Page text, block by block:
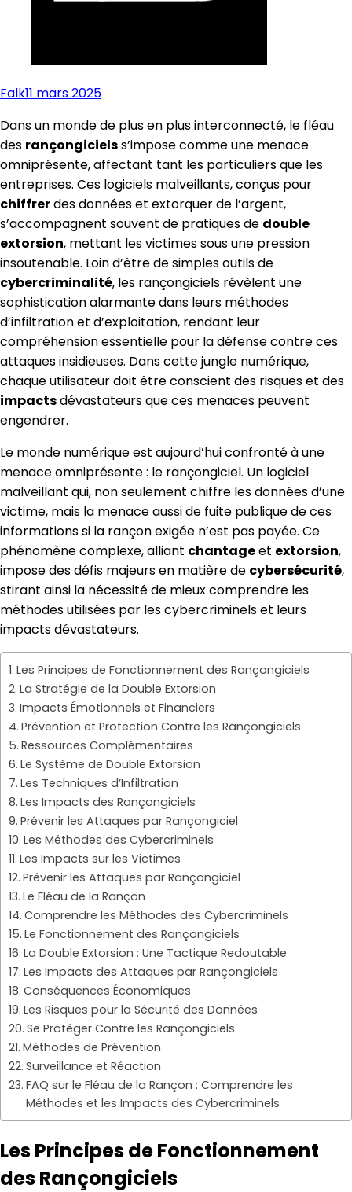
Falk11 mars 2025
Dans un monde de plus en plus interconnecté, le fléau
des rançongicielss’impose comme une menace
omniprésente, affectant tant les particuliers que les
entreprises. Ces logiciels malveillants, conçus pour
chiffrerdes données et extorquer de l’argent,
s’accompagnent souvent de pratiques de double
extorsion, mettant les victimes sous une pression
insoutenable. Loin d’être de simples outils de
cybercriminalité, les rançongiciels révèlent une
sophistication alarmante dans leurs méthodes
d’infiltration et d’exploitation, rendant leur
compréhension essentielle pour la défense contre ces
attaques insidieuses. Dans cette jungle numérique,
chaque utilisateur doit être conscient des risques et des
impactsdévastateurs que ces menaces peuvent
engendrer.
Le monde numérique est aujourd’hui confronté à une
menace omniprésente : le rançongiciel. Un logiciel
malveillant qui, non seulement chiffre les données d’une
victime, mais la menace aussi de fuite publique de ces
informations si la rançon exigée n’est pas payée. Ce
phénomène complexe, alliant chantageet extorsion,
impose des défis majeurs en matière de cybersécurité,
stirant ainsi la nécessité de mieux comprendre les
méthodes utilisées par les cybercriminels et leurs
impacts dévastateurs.
Les Principes de Fonctionnement des Rançongiciels
La Stratégie de la Double Extorsion
Impacts Émotionnels et Financiers
Prévention et Protection Contre les Rançongiciels
Ressources Complémentaires
Le Système de Double Extorsion
Les Techniques d’Infiltration
Les Impacts des Rançongiciels
Prévenir les Attaques par Rançongiciel
Les Méthodes des Cybercriminels
Les Impacts sur les Victimes
Prévenir les Attaques par Rançongiciel
Le Fléau de la Rançon
Comprendre les Méthodes des Cybercriminels
Le Fonctionnement des Rançongiciels
La Double Extorsion : Une Tactique Redoutable
Les Impacts des Attaques par Rançongiciels
Conséquences Économiques
Les Risques pour la Sécurité des Données
Se Protéger Contre les Rançongiciels
Méthodes de Prévention
Surveillance et Réaction
FAQ sur le Fléau de la Rançon : Comprendre les
Méthodes et les Impacts des Cybercriminels
Les Principes de Fonctionnement
des Rançongiciels